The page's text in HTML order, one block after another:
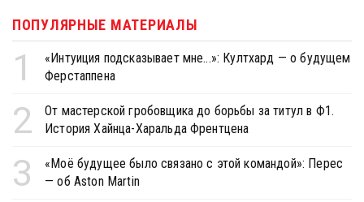
ПОПУЛЯРНЫЕ МАТЕРИАЛЫ
1
«Интуиция подсказывает мне...»: Култхард — о будущем
Ферстаппена
2
От мастерской гробовщика до борьбы за титул в Ф1.
История Хайнца-Харальда Френтцена
3
«Моё будущее было связано с этой командой»: Перес
— об Aston Martin